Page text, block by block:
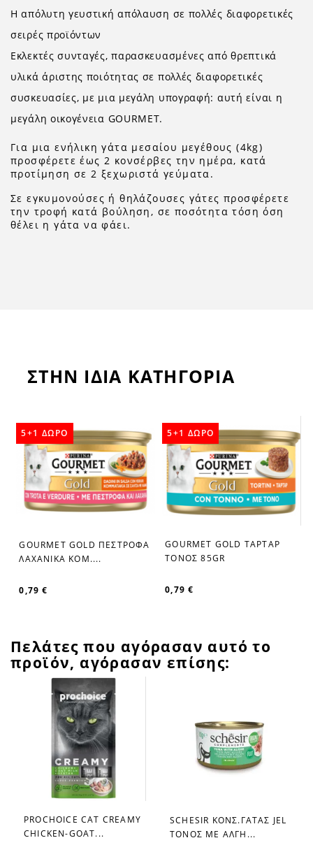
H απόλυτη γευστική απόλαυση σε πολλές διαφορετικές
σειρές προϊόντων
Εκλεκτές συνταγές, παρασκευασμένες από θρεπτικά
υλικά άριστης ποιότητας σε πολλές διαφορετικές
συσκευασίες, με μια μεγάλη υπογραφή: αυτή είναι η
μεγάλη οικογένεια GOURMET.
Για μια ενήλικη γάτα μεσαίου μεγέθους (4kg)
προσφέρετε έως 2 κονσέρβες την ημέρα, κατά
προτίμηση σε 2 ξεχωριστά γεύματα.
Σε εγκυμονούσες ή θηλάζουσες γάτες προσφέρετε
την τροφή κατά βούληση, σε ποσότητα τόση όση
θέλει η γάτα να φάει.
ΣΤΗΝ ΙΔΙΑ ΚΑΤΗΓΟΡΙΑ
favorite_border
GOURMET GOLD ΠΕΣΤΡΟΦΑ
ΛΑΧΑΝΙΚΑ ΚΟΜ....
0,79 €
5+1 ΔΩΡΟ
favorite_border
GOURMET GOLD ΤΑΡΤΑΡ
ΤΟΝΟΣ 85GR
0,79 €
5+1 ΔΩΡΟ
Πελάτες που αγόρασαν αυτό το
προϊόν, αγόρασαν επίσης:
favorite_border
PROCHOICE CAT CREAMY
CHICKEN-GOAT...
favorite_border
SCHESIR ΚΟΝΣ.ΓΑΤΑΣ JEL
ΤΟΝΟΣ ΜΕ ΑΛΓΗ...